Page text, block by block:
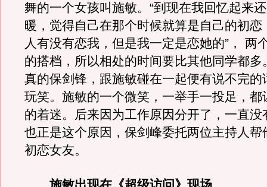
舞的一个女孩叫施敏。“到现在我回忆起来
暖，觉得自己在那个时候就算是自己的初恋
人有没有恋我，但是我一定是恋她的”， 两
的搭档，所以相处的时间要比其他同学都多
真的保剑锋，跟施敏碰在一起便有说不完的
玩笑。施敏的一个微笑，一举手一投足，都
的着迷。后来因为工作原因分开了，一直没
也正是这个原因，保剑峰委托两位主持人帮
初恋女友。